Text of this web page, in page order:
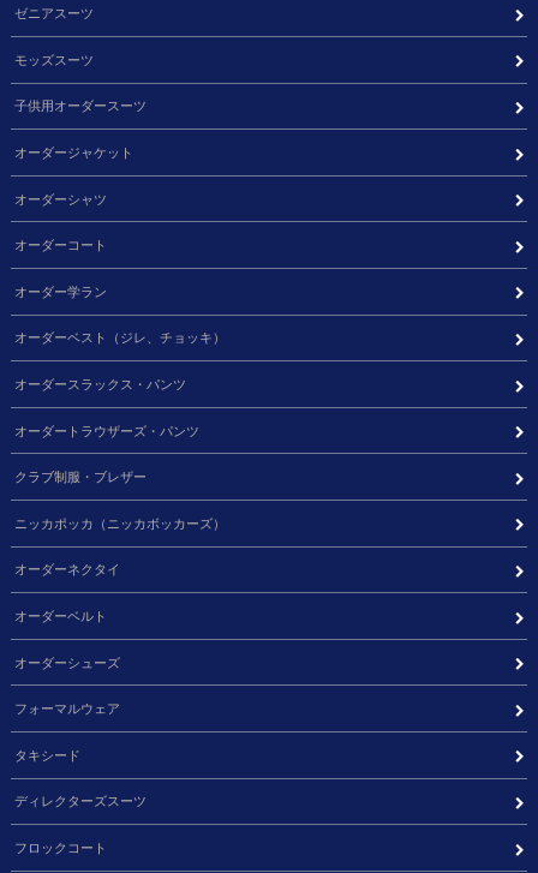
ゼニアスーツ
モッズスーツ
子供用オーダースーツ
オーダージャケット
オーダーシャツ
オーダーコート
オーダー学ラン
オーダーベスト（ジレ、チョッキ）
オーダースラックス・パンツ
オーダートラウザーズ・パンツ
クラブ制服・ブレザー
ニッカポッカ（ニッカボッカーズ）
オーダーネクタイ
オーダーベルト
オーダーシューズ
フォーマルウェア
タキシード
ディレクターズスーツ
フロックコート